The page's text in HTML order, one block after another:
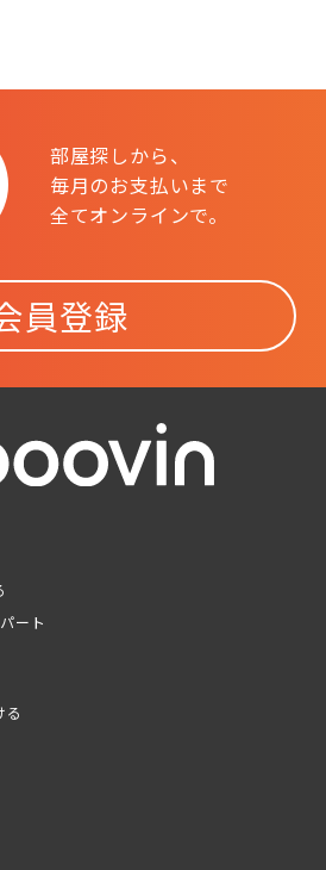
部屋探しから、
毎月のお支払いまで
全てオンラインで。
員登録
ート
る